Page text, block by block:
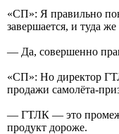
«СП»: Я правильно
завершается, и туда
— Да, совершенно
«СП»: Но директор
продажи самолёта-
— ГТЛК — это
продукт дороже.